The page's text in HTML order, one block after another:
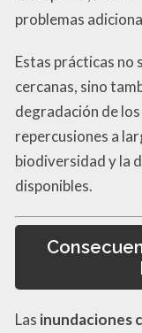
problemas
Estas prácticas no
cercanas, sino
degradación de
repercusiones a
biodiversidad y la
disponibles.
Las inundaciones